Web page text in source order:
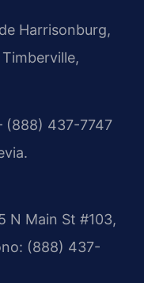
Harrisonburg,
(888) 437-7747
N Main St #103,
(888) 437-